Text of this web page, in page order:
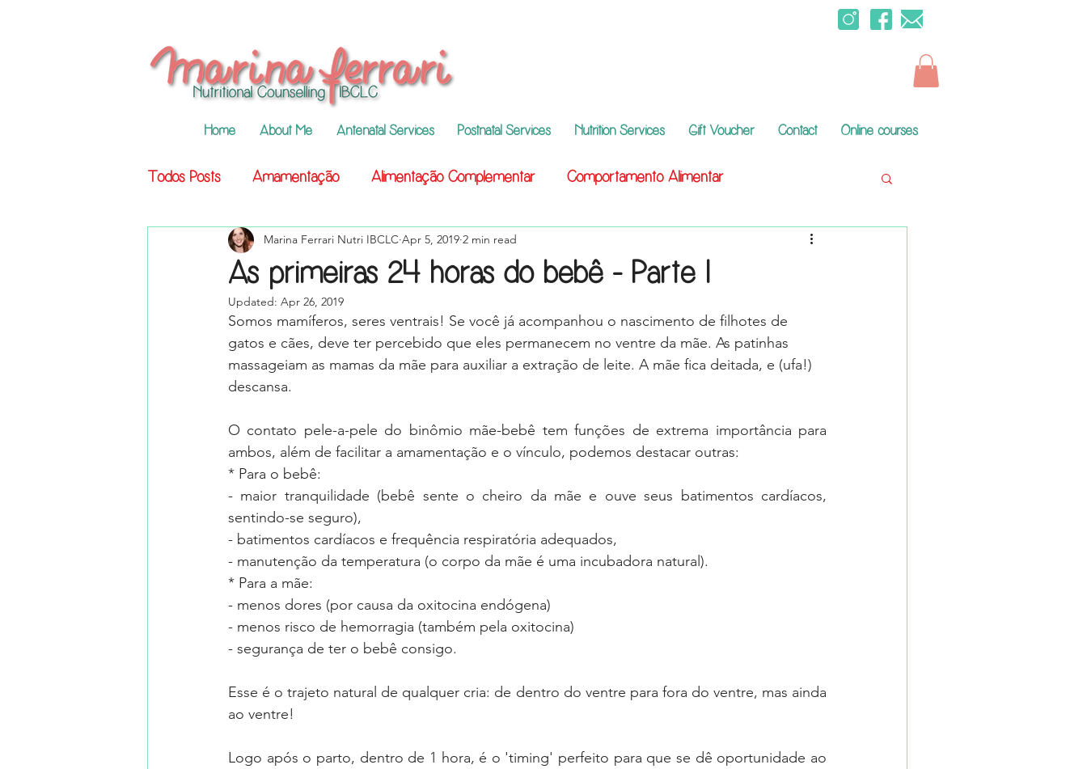
Home About Me Antenatal Services Postnatal Services Nutrition Services Gift Voucher Contact Online courses
Todos Posts Amamentação Alimentação Complementar Comportamento Alimentar
As primeiras 24 horas do bebê - Parte 1
Marina Ferrari Nutri IBCLC Apr 5, 2019 2 min read
Updated: Apr 26, 2019
Somos mamíferos, seres ventrais! Se você já acompanhou o nascimento de filhotes de
gatos e cães, deve ter percebido que eles permanecem no ventre da mãe. As patinhas
massageiam as mamas da mãe para auxiliar a extração de leite. A mãe fica deitada, e (ufa!)
descansa.
O contato pele-a-pele do binômio mãe-bebê tem funções de extrema importância para
ambos, além de facilitar a amamentação e o vínculo, podemos destacar outras:
* Para o bebê:
- maior tranquilidade (bebê sente o cheiro da mãe e ouve seus batimentos cardíacos,
sentindo-se seguro),
- batimentos cardíacos e frequência respiratória adequados,
- manutenção da temperatura (o corpo da mãe é uma incubadora natural).
* Para a mãe:
- menos dores (por causa da oxitocina endógena)
- menos risco de hemorragia (também pela oxitocina)
- segurança de ter o bebê consigo.
Esse é o trajeto natural de qualquer cria: de dentro do ventre para fora do ventre, mas ainda
ao ventre!
Logo após o parto, dentro de 1 hora, é o 'timing' perfeito para que se dê oportunidade ao